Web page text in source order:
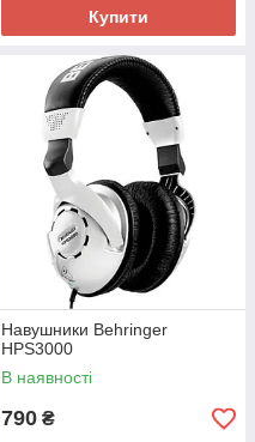
Купити
Навушники Behringer
HPS3000
В наявності
790 ₴